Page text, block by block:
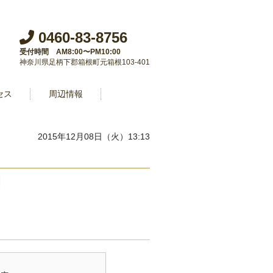
0460-83-8756
受付時間 AM8:00〜PM10:00
神奈川県足柄下郡箱根町元箱根103-401
ス 周辺情報
2015年12月08日（火）13:13